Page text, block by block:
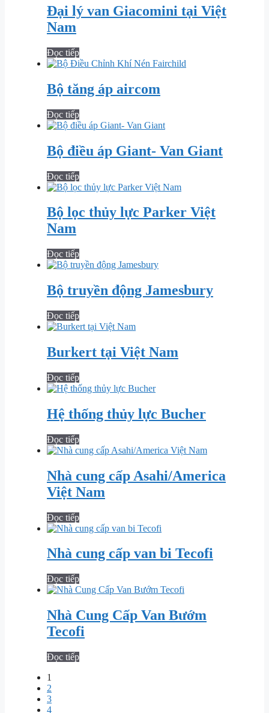
Đại lý van Giacomini tại Việt
Nam
Đọc tiếp
Bộ tăng áp aircom
Đọc tiếp
Bộ điều áp Giant- Van Giant
Đọc tiếp
Bộ lọc thủy lực Parker Việt
Nam
Đọc tiếp
Bộ truyền động Jamesbury
Đọc tiếp
Burkert tại Việt Nam
Đọc tiếp
Hệ thống thủy lực Bucher
Đọc tiếp
Nhà cung cấp Asahi/America
Việt Nam
Đọc tiếp
Nhà cung cấp van bi Tecofi
Đọc tiếp
Nhà Cung Cấp Van Bướm
Tecofi
Đọc tiếp
1
2
3
4